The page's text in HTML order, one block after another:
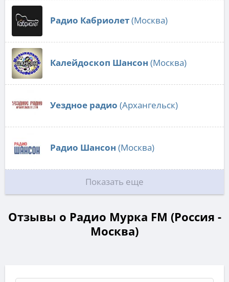
Радио Кабриолет(Москва)
Калейдоскоп Шансон (Москва)
Уездное радио (Архангельск)
Радио Шансон (Москва)
Показать еще
Отзывы о Радио Мурка FM (Россия -
Москва)